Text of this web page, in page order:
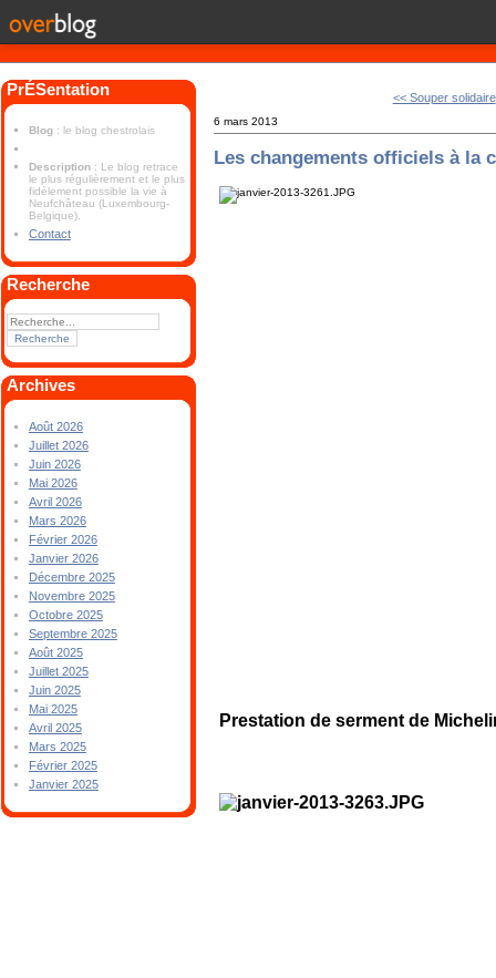
PrÉSentation
Blog : le blog chestrolais
Description : Le blog retrace
le plus régulièrement et le plus
fidèlement possible la vie à
Neufchâteau (Luxembourg-
Belgique).
Contact
Recherche
Archives
Août 2026
Juillet 2026
Juin 2026
Mai 2026
Avril 2026
Mars 2026
Février 2026
Janvier 2026
Décembre 2025
Novembre 2025
Octobre 2025
Septembre 2025
Août 2025
Juillet 2025
Juin 2025
Mai 2025
Avril 2025
Mars 2025
Février 2025
Janvier 2025
<< Souper solidaire
6 mars 2013
Les changements officiels à la
Prestation de serment de